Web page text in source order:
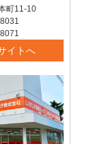
町11-10
イトへ